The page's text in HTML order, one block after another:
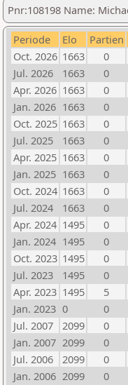
Pnr:108198 Name:
Periode Elo Partien
Oct. 2026 1663 0
Jul. 2026
1663 0
Apr. 2026 1663 0
Jan. 2026 1663 0
Oct. 2025 1663 0
Jul. 2025
1663 0
Apr. 2025 1663 0
Jan. 2025 1663 0
Oct. 2024 1663 0
Jul. 2024
1663 0
Apr. 2024 1495 0
Jan. 2024 1495 0
Oct. 2023 1495 0
Jul. 2023
1495 0
Apr. 2023 1495 5
Jan. 2023 0 0
Jul. 2007
2099 0
Jan. 2007 2099 0
Jul. 2006
2099 0
Jan. 2006 2099 0